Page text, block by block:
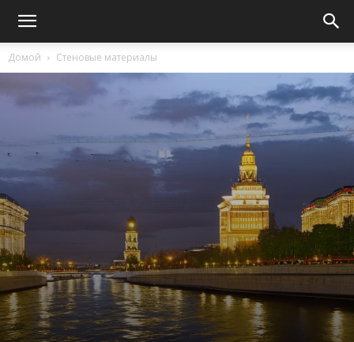
Домой Стеновые материалы